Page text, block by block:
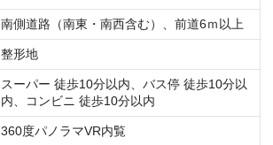
南側道路（南東・南西含む）、前道6ｍ以上
整形地
スーパー 徒歩10分以内、バス停 徒歩10分以
内、コンビニ 徒歩10分以内
360度パノラマVR内覧